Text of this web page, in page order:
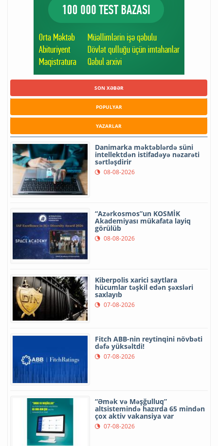
SON XƏBƏR
POPULYAR
YAZARLAR
Danimarka məktəblərdə süni
intellektdən istifadəyə nəzarəti
sərtləşdirir
08-08-2026
“Azərkosmos”un KOSMİK
Akademiyası mükafata layiq
görülüb
08-08-2026
Kiberpolis xarici saytlara
hücumlar təşkil edən şəxsləri
saxlayıb
07-08-2026
Fitch ABB-nin reytinqini növbəti
dəfə yüksəltdi!
07-08-2026
“Əmək və Məşğulluq”
altsistemində hazırda 65 mindən
çox aktiv vakansiya var
07-08-2026